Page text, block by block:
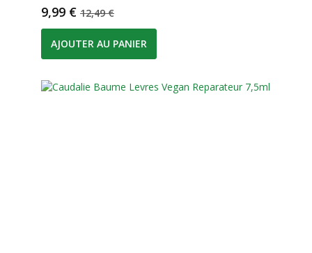
Prix
9,99 € Prix de base
12,49 €
AJOUTER AU PANIER